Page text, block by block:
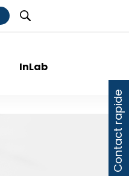
InLab
Contact rapide